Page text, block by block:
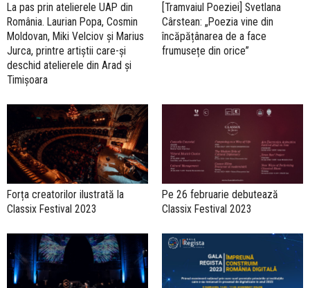
La pas prin atelierele UAP din
România. Laurian Popa, Cosmin
Moldovan, Miki Velciov și Marius
Jurca, printre artiștii care-și
deschid atelierele din Arad și
Timișoara
[Tramvaiul Poeziei] Svetlana
Cârstean: „Poezia vine din
încăpățânarea de a face
frumusețe din orice”
Forța creatorilor ilustrată la
Classix Festival 2023
Pe 26 februarie debutează
Classix Festival 2023